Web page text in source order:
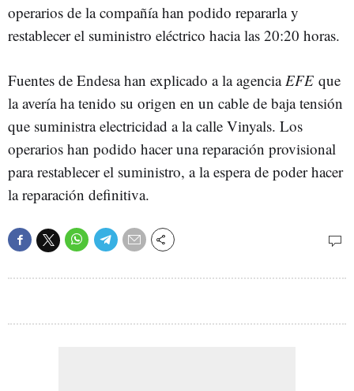
operarios de la compañía han podido repararla y
restablecer el suministro eléctrico hacia las 20:20 horas.
Fuentes de Endesa han explicado a la agenciaEFE que
la avería ha tenido su origen en un cable de baja tensión
que suministra electricidad a la calle Vinyals. Los
operarios han podido hacer una reparación provisional
para restablecer el suministro, a la espera de poder hacer
la reparación definitiva.